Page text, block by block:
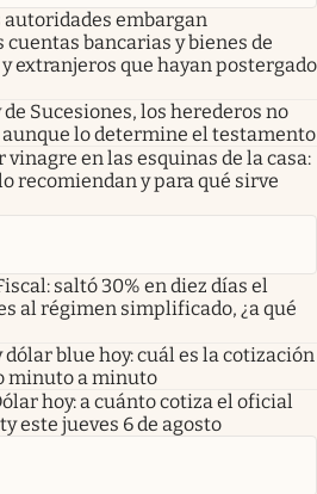
autoridades embargan
bancarias y bienes de
extranjeros que hayan postergado
de Sucesiones, los herederos no
lo determine el testamento
vinagre en las esquinas de la casa:
recomiendan y para qué sirve
saltó 30% en diez días el
al régimen simplificado, ¿a qué
dólar blue hoy: cuál es la cotización
minuto a minuto
hoy: a cuánto cotiza el oficial
este jueves 6 de agosto